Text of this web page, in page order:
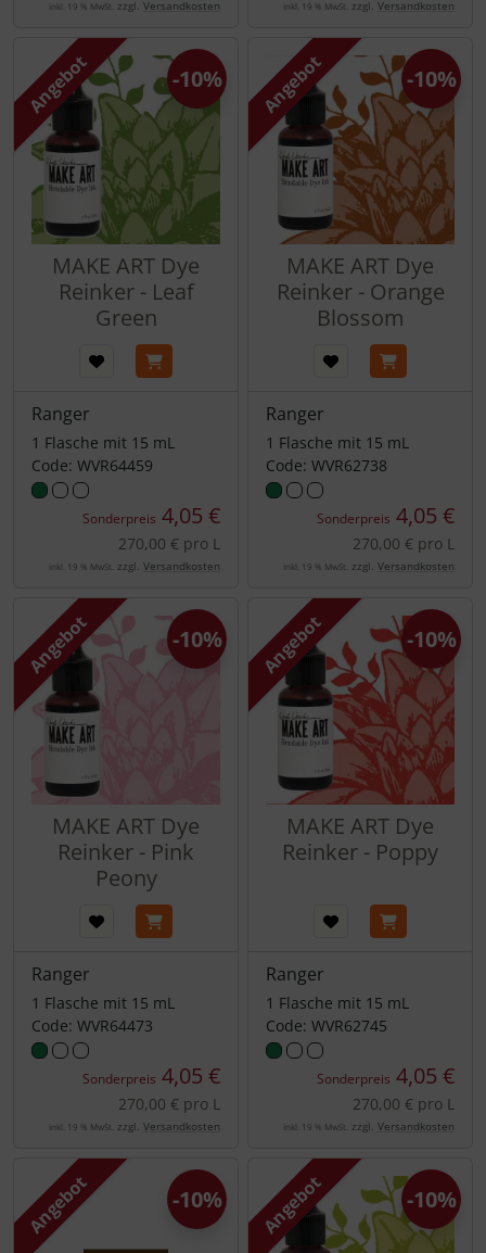
inkl. 19 % MwSt. zzgl. Versandkosten inkl. 19 % MwSt. zzgl. Versandkosten
Angebot
MAKE ART Dye
Reinker - Leaf
Green
Ranger
1 Flasche mit 15 mL
Code: WVR64459
Sonderpreis 4,05 €
-10%
270,00 € pro L
inkl. 19 % MwSt. zzgl. Versandkosten
Angebot
MAKE ART Dye
Reinker - Orange
Blossom
Ranger
1 Flasche mit 15 mL
Code: WVR62738
Sonderpreis 4,05 €
-10%
270,00 € pro L
inkl. 19 % MwSt. zzgl. Versandkosten
Angebot
MAKE ART Dye
Reinker - Pink
Peony
Ranger
1 Flasche mit 15 mL
Code: WVR64473
Sonderpreis 4,05 €
-10%
270,00 € pro L
inkl. 19 % MwSt. zzgl. Versandkosten
Angebot
MAKE ART Dye
Reinker - Poppy
Ranger
1 Flasche mit 15 mL
Code: WVR62745
Sonderpreis 4,05 €
-10%
270,00 € pro L
inkl. 19 % MwSt. zzgl. Versandkosten
Angebot -10% Angebot -10%